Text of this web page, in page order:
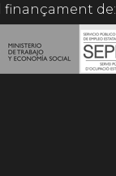
finançament de: